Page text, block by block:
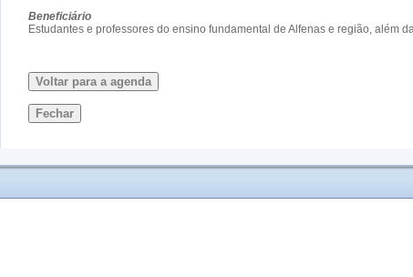
Beneficiário
Estudantes e professores do ensino fundamental de Alfenas e região, além
Voltar para a agenda
Fechar